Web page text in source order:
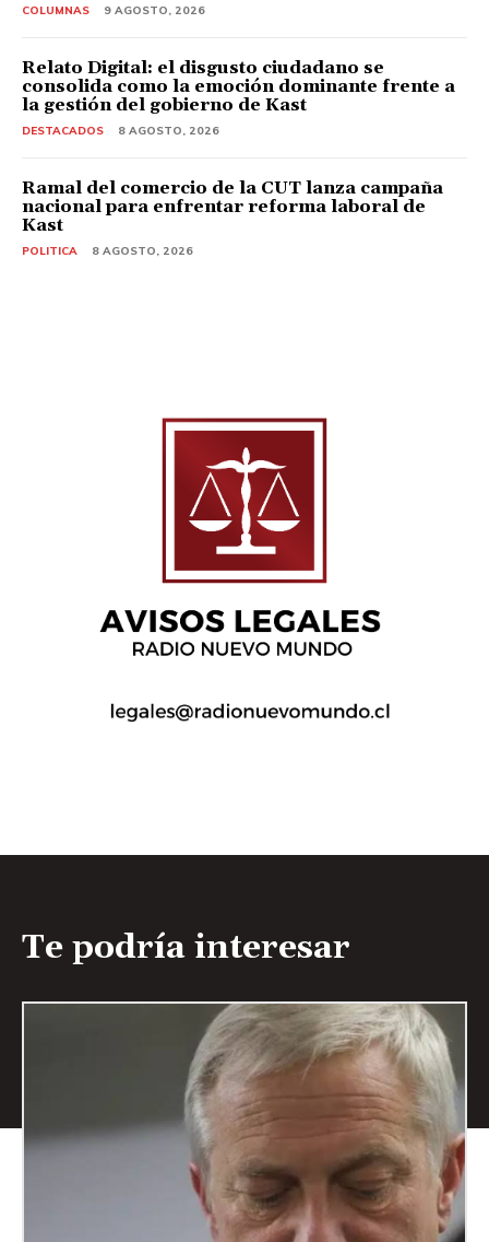
COLUMNAS 9 AGOSTO, 2026
Relato Digital: el disgusto ciudadano se
consolida como la emoción dominante frente a
la gestión del gobierno de Kast
DESTACADOS 8 AGOSTO, 2026
Ramal del comercio de la CUT lanza campaña
nacional para enfrentar reforma laboral de
Kast
POLITICA 8 AGOSTO, 2026
Te podría interesar